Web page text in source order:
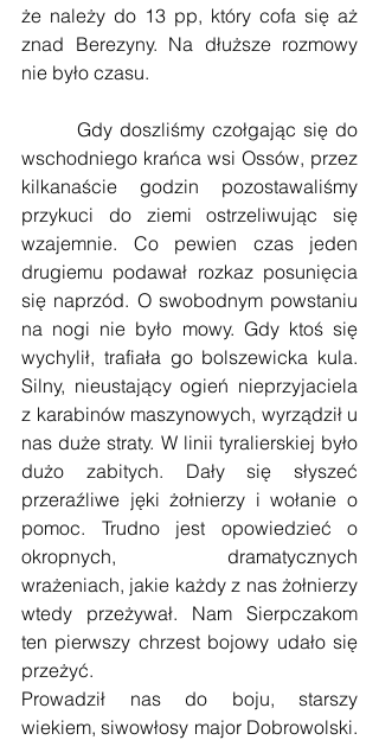
że należy do 13 pp, który cofa się aż
znad Berezyny. Na dłuższe rozmowy
nie było czasu.
        Gdy doszliśmy czołgając się do
wschodniego krańca wsi Ossów, przez
kilkanaście godzin pozostawaliśmy
przykuci do ziemi ostrzeliwując się
wzajemnie. Co pewien czas jeden
drugiemu podawał rozkaz posunięcia
się naprzód. O swobodnym powstaniu
na nogi nie było mowy. Gdy ktoś się
wychylił, trafiała go bolszewicka kula.
Silny, nieustający ogień nieprzyjaciela
z karabinów maszynowych, wyrządził u
nas duże straty. W linii tyralierskiej było
dużo zabitych. Dały się słyszeć
przeraźliwe jęki żołnierzy i wołanie o
pomoc. Trudno jest opowiedzieć o
okropnych, dramatycznych
wrażeniach, jakie każdy z nas żołnierzy
wtedy przeżywał. Nam Sierpczakom
ten pierwszy chrzest bojowy udało się
przeżyć.
Prowadził nas do boju, starszy
wiekiem, siwowłosy major Dobrowolski.